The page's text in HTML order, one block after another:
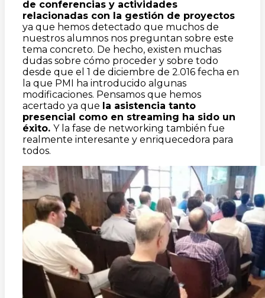
de conferencias y actividades
relacionadas con la gestión de proyectos
ya que hemos detectado que muchos de
nuestros alumnos nos preguntan sobre este
tema concreto. De hecho, existen muchas
dudas sobre cómo proceder y sobre todo
desde que el 1 de diciembre de 2.016 fecha en
la que PMI ha introducido algunas
modificaciones. Pensamos que hemos
acertado ya que la asistencia tanto
presencial como en streaming ha sido un
éxito. Y la fase de networking también fue
realmente interesante y enriquecedora para
todos.